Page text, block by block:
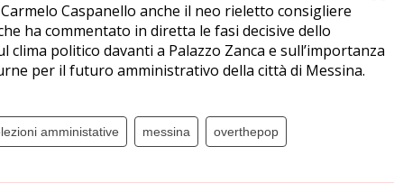
Caspanello anche il neo rieletto consigliere
ha commentato in diretta le fasi decisive dello
politico davanti a Palazzo Zanca e sull’importanza
per il futuro amministrativo della città di Messina.
amministative messina overthepop